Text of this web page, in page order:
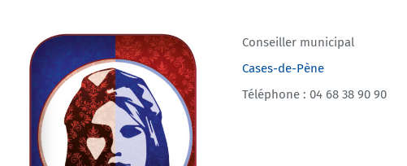
Conseiller municipal
Cases-de-Pène
Téléphone : 04 68 38 90 90